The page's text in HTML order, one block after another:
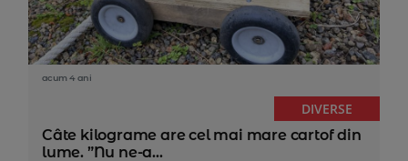
acum 4 ani
DIVERSE
Câte kilograme are cel mai mare cartof din
lume. ”Nu ne-a...